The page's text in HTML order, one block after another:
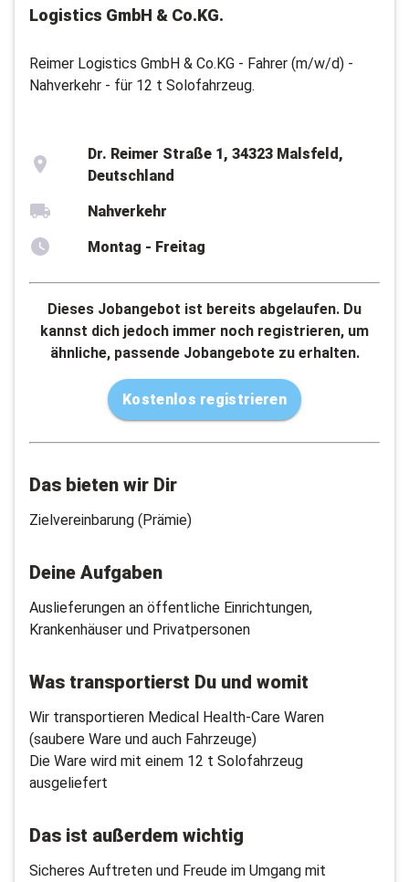
Logistics GmbH & Co.KG.
Reimer Logistics GmbH & Co.KG - Fahrer (m/w/d) -
Nahverkehr - für 12 t Solofahrzeug.
Dr. Reimer Straße 1, 34323 Malsfeld,
Deutschland
Nahverkehr
Montag - Freitag
Dieses Jobangebot ist bereits abgelaufen. Du
kannst dich jedoch immer noch registrieren, um
ähnliche, passende Jobangebote zu erhalten.
Kostenlos registrieren
Das bieten wir Dir
Zielvereinbarung (Prämie)
Deine Aufgaben
Auslieferungen an öffentliche Einrichtungen,
Krankenhäuser und Privatpersonen
Was transportierst Du und womit
Wir transportieren Medical Health-Care Waren
(saubere Ware und auch Fahrzeuge)
Die Ware wird mit einem 12 t Solofahrzeug
ausgeliefert
Das ist außerdem wichtig
Sicheres Auftreten und Freude im Umgang mit